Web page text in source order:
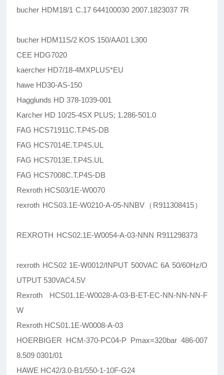
bucher HDM18/1 C.17 644100030 2007.1823037 7R
bucher HDM11S/2 KOS 150/AA01 L300
CEE HDG7020
kaercher HD7/18-4MXPLUS*EU
hawe HD30-AS-150
Hagglunds HD 378-1039-001
Karcher HD 10/25-4SX PLUS; 1.286-501.0
FAG HCS71911C.T.P4S-DB
FAG HCS7014E.T.P4S.UL
FAG HCS7013E.T.P4S.UL
FAG HCS7008C.T.P4S-DB
Rexroth HCS03/1E-W0070
rexroth HCS03.1E-W0210-A-05-NNBV（R911308415）
REXROTH HCS02.1E-W0054-A-03-NNN R911298373
rexroth HCS02 1E-W0012/INPUT 500VAC 6A 50/60Hz/O
UTPUT 530VAC4.5V
Rexroth HCS01.1E-W0028-A-03-B-ET-EC-NN-NN-NN-F
W
Rexroth HCS01.1E-W0008-A-03
HOERBIGER HCM-370-PC04-P Pmax=320bar 486-007
8.509 0301/01
HAWE HC42/3.0-B1/550-1-10F-G24